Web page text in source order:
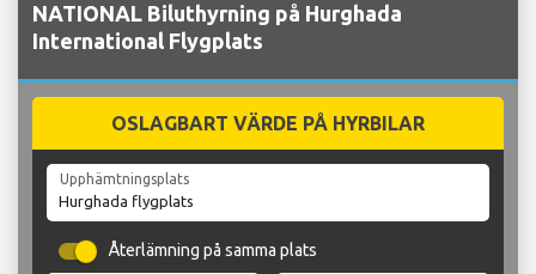
NATIONAL Biluthyrning på Hurghada
International Flygplats
OSLAGBART VÄRDE PÅ HYRBILAR
Upphämtningsplats
Återlämning på samma plats